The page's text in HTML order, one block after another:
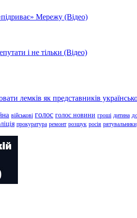
Мережу (Відео)
і не тільки (Відео)
лемків як представників
військові голос голос новини гроші дитина
прокуратура ремонт розшук росія рятувальники